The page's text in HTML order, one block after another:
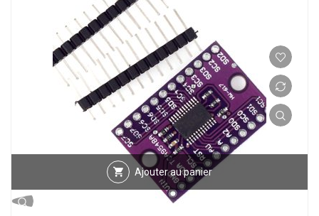
Ajouter au panier